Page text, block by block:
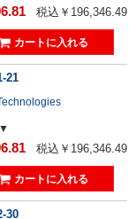
税込￥196,346.49
21
税込￥196,346.49
30